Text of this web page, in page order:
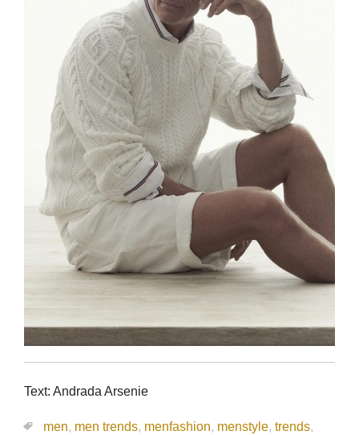
Text: Andrada Arsenie
men, men trends, menfashion, menstyle, trends,